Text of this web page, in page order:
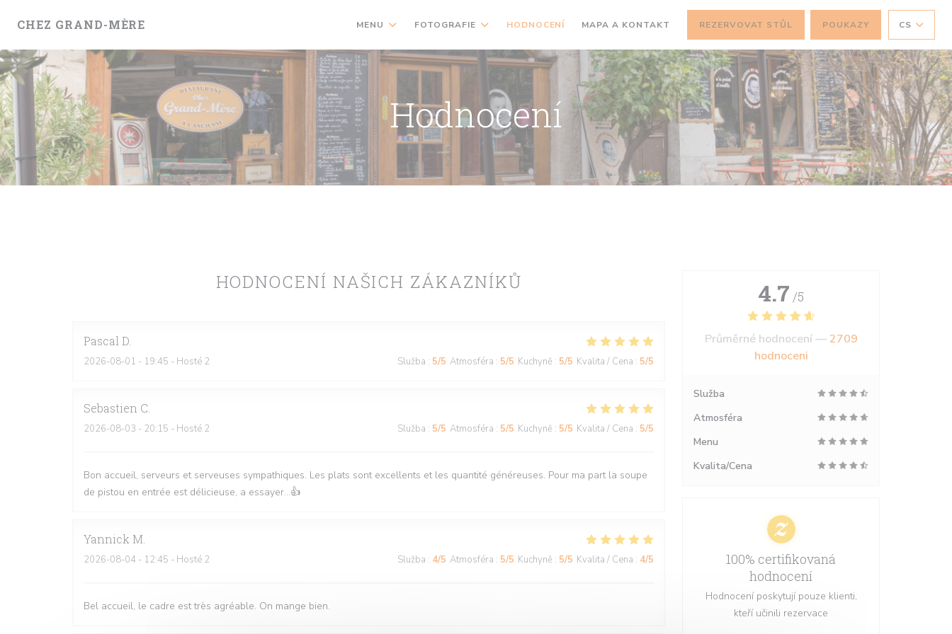
CHEZ GRAND-MÈRE MENU FOTOGRAFIE HODNOCENÍ MAPA A KONTAKT REZERVOVAT STŮL POUKAZY CS
Hodnocení
HODNOCENÍ NAŠICH ZÁKAZNÍKŮ
Pascal D
2026-08-01 - 19:45 - Hosté 2 Služba : 5/5 Atmosféra : 5/5 Kuchyně : 5/5 Kvalita / Cena : 5/5
Sebastien C
2026-08-03 - 20:15 - Hosté 2 Služba : 5/5 Atmosféra : 5/5 Kuchyně : 5/5 Kvalita / Cena : 5/5
Bon accueil, serveurs et serveuses sympathiques. Les plats sont excellents et les quantité généreuses. Pour ma part la soupe
de pistou en entrée est délicieuse, a essayer...👍
Yannick M
2026-08-04 - 12:45 - Hosté 2 Služba : 4/5 Atmosféra : 5/5 Kuchyně : 5/5 Kvalita / Cena : 4/5
Bel accueil, le cadre est très agréable. On mange bien.
4.7 /5
Průměrné hodnocení —2709
hodnoceni
Služba
Atmosféra
Menu
Kvalita/Cena
100% certifikovaná
hodnocení
Hodnocení poskytují pouze klienti,
kteří učinili rezervace